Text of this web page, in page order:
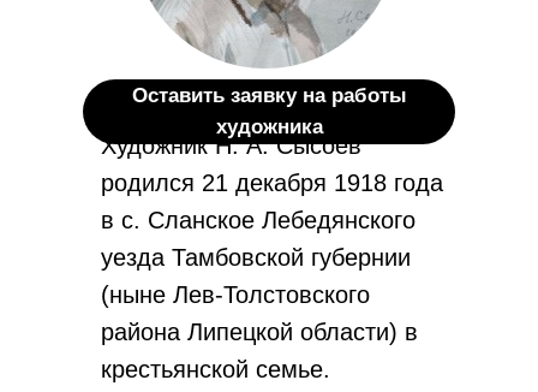
Художник Н. А. Сысоев
родился 21 декабря 1918 года
в с. Сланское Лебедянского
уезда Тамбовской губернии
(ныне Лев-Толстовского
района Липецкой области) в
крестьянской семье.
Оставить заявку на работы
художника